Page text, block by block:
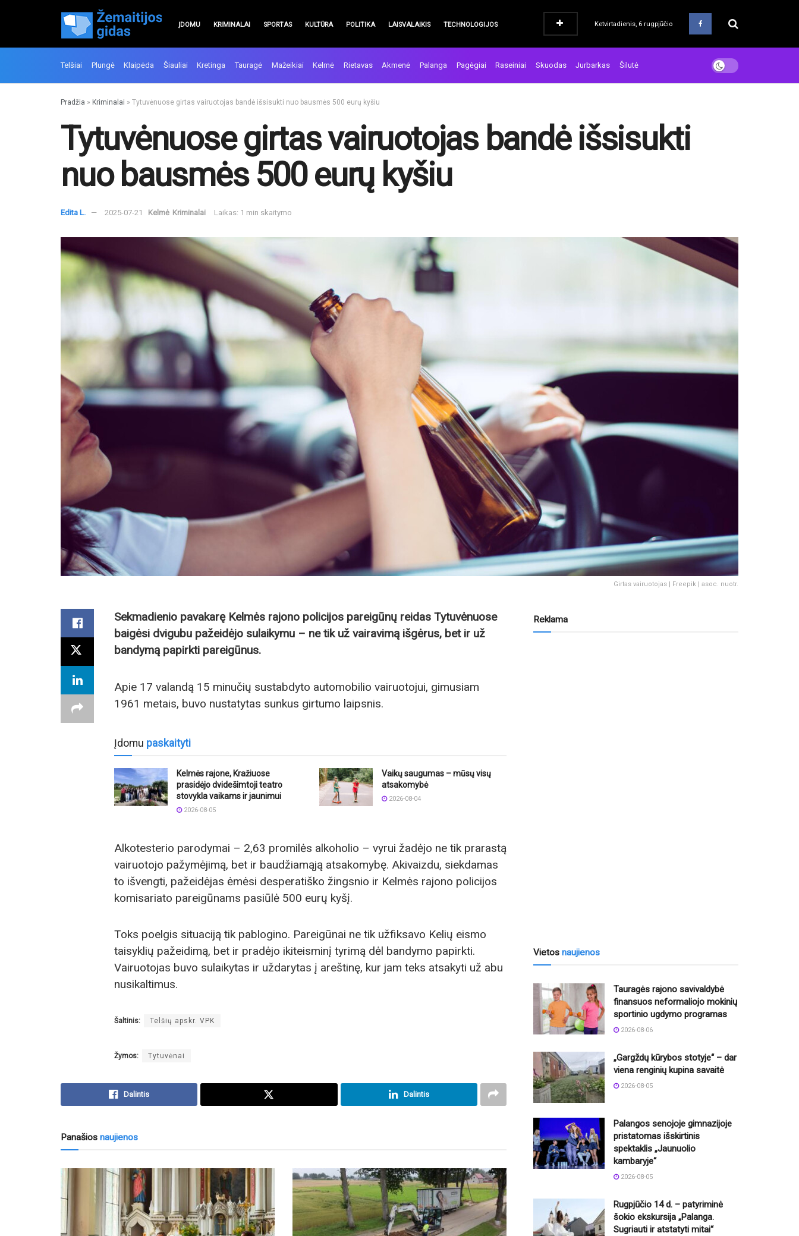
ĮDOMU KRIMINALAI SPORTAS KULTŪRA POLITIKA LAISVALAIKIS TECHNOLOGIJOS Ketvirtadienis, 6 rugpjūčio
Telšiai Plungė Klaipėda Šiauliai Kretinga Tauragė Mažeikiai Kelmė Rietavas Akmenė Palanga Pagėgiai Raseiniai Skuodas Jurbarkas Šilutė
Pradžia » Kriminalai » Tytuvėnuose girtas vairuotojas bandė išsisukti nuo bausmės 500 eurų kyšiu
Tytuvėnuose girtas vairuotojas bandė išsisukti
nuo bausmės 500 eurų kyšiu
Edita L. 2025-07-21 Kelmė Kriminalai Laikas: 1 min skaitymo
Girtas vairuotojas | Freepik | asoc. nuotr.
Sekmadienio pavakarę Kelmės rajono policijos pareigūnų reidas Tytuvėnuose
baigėsi dvigubu pažeidėjo sulaikymu – ne tik už vairavimą išgėrus, bet ir už
bandymą papirkti pareigūnus.
Apie 17 valandą 15 minučių sustabdyto automobilio vairuotojui, gimusiam
1961 metais, buvo nustatytas sunkus girtumo laipsnis.
Įdomu paskaityti
Kelmės rajone, Kražiuose
prasidėjo dvidešimtoji teatro
stovykla vaikams ir jaunimui
2026-08-05
Vaikų saugumas – mūsų visų
atsakomybė
2026-08-04
Alkotesterio parodymai – 2,63 promilės alkoholio – vyrui žadėjo ne tik prarastą
vairuotojo pažymėjimą, bet ir baudžiamąją atsakomybę. Akivaizdu, siekdamas
to išvengti, pažeidėjas ėmėsi desperatiško žingsnio ir Kelmės rajono policijos
komisariato pareigūnams pasiūlė 500 eurų kyšį.
Toks poelgis situaciją tik pablogino. Pareigūnai ne tik užfiksavo Kelių eismo
taisyklių pažeidimą, bet ir pradėjo ikiteisminį tyrimą dėl bandymo papirkti.
Vairuotojas buvo sulaikytas ir uždarytas į areštinę, kur jam teks atsakyti už abu
nusikaltimus.
Šaltinis: Telšių apskr. VPK
Žymos: Tytuvėnai
Dalintis Dalintis
Panašios naujienos
Reklama
Vietos naujienos
Tauragės rajono savivaldybė
finansuos neformaliojo mokinių
sportinio ugdymo programas
2026-08-06
„Gargždų kūrybos stotyje“ – dar
viena renginių kupina savaitė
2026-08-05
Palangos senojoje gimnazijoje
pristatomas išskirtinis
spektaklis „Jaunuolio
kambaryje“
2026-08-05
Rugpjūčio 14 d. – patyriminė
šokio ekskursija „Palanga.
Sugriauti ir atstatyti mitai“